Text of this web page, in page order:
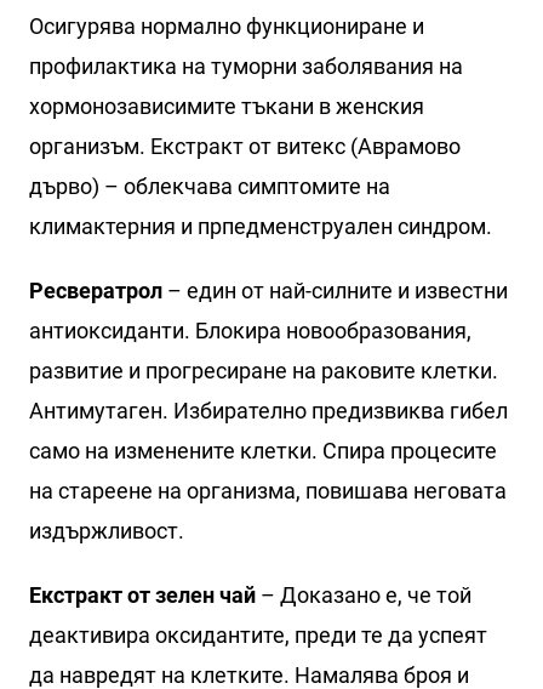
Осигурява нормално функциониране и
профилактика на туморни заболявания на
хормонозависимите тъкани в женския
организъм. Екстракт от витекс (Аврамово
дърво) – облекчава симптомите на
климактерния и прпедменструален синдром.
Ресвератрол – един от най-силните и известни
антиоксиданти. Блокира новообразования,
развитие и прогресиране на раковите клетки.
Антимутаген. Избирателно предизвиква гибел
само на изменените клетки. Спира процесите
на стареене на организма, повишава неговата
издържливост.
Екстракт от зелен чай – Доказано е, че той
деактивира оксидантите, преди те да успеят
да навредят на клетките. Намалява броя и